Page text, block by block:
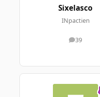
Sixelasco
INpactien
39
messages